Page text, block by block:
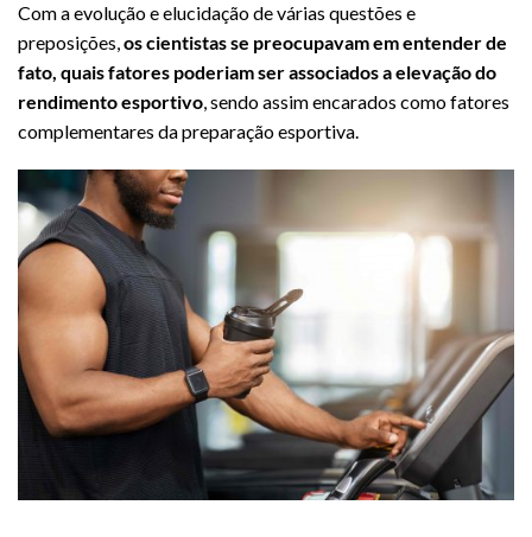
Com a evolução e elucidação de várias questões e
preposições, os cientistas se preocupavam em entender de
fato, quais fatores poderiam ser associados a elevação do
rendimento esportivo , sendo assim encarados como fatores
complementares da preparação esportiva.